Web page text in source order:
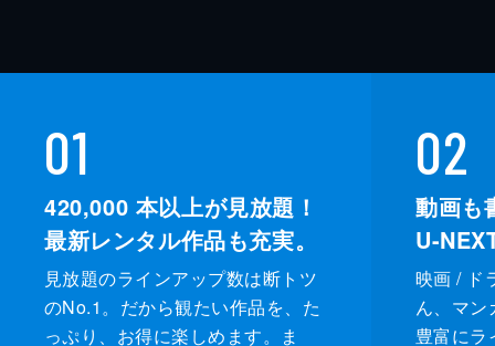
01
420,000 本以上が見放題！
最新レンタル作品も充実。
見放題のラインアップ数は断トツ
のNo.1。だから観たい作品を、た
っぷり、お得に楽しめます。ま
02
動画も
U-
映画 / ド
ん、マン
豊富にラ